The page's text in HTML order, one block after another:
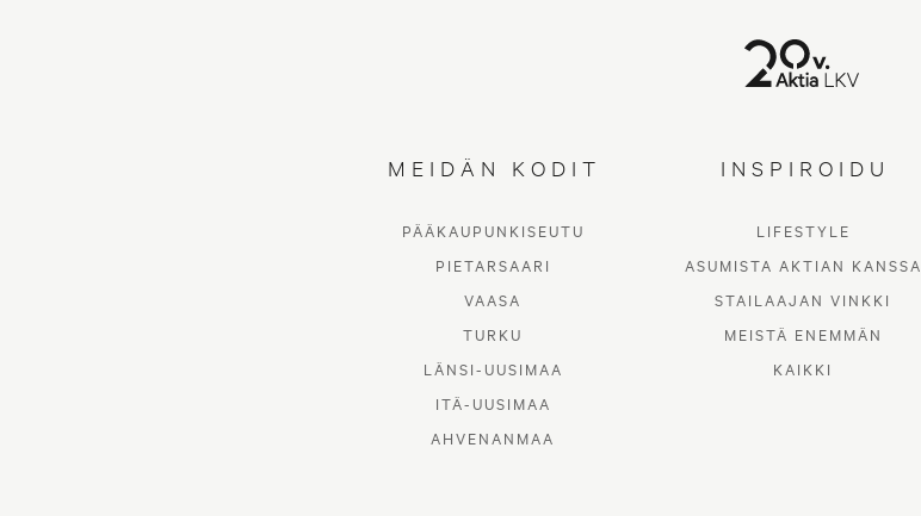
MEIDÄN KODIT
PÄÄKAUPUNKISEUTU
PIETARSAARI
VAASA
TURKU
LÄNSI-UUSIMAA
ITÄ-UUSIMAA
AHVENANMAA
INSPIROIDU
LIFESTYLE
ASUMISTA AKTIAN KANSSA
STAILAAJAN VINKKI
MEISTÄ ENEMMÄN
KAIKKI